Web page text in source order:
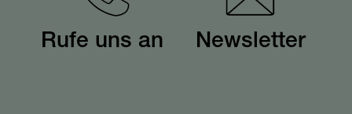
Rufe uns an Newsletter